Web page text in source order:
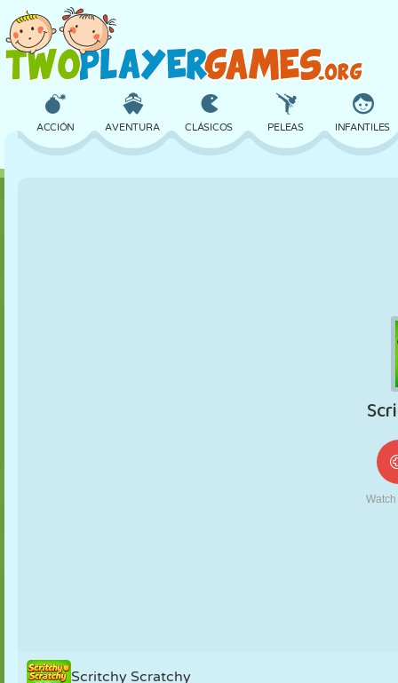
ACCIÓN AVENTURA CLÁSICOS PELEAS INFANTILES
ROBOTS
Scritchy Scratchy